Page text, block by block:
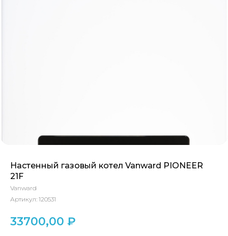
Настенный газовый котел Vanward PIONEER
21F
Vanward
Артикул: 120531
33700,00 ₽